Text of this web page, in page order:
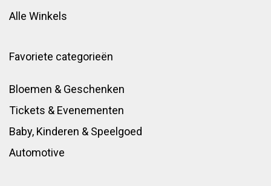
Alle Winkels
Favoriete categorieën
Bloemen & Geschenken
Tickets & Evenementen
Baby, Kinderen & Speelgoed
Automotive